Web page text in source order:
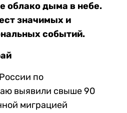
облако дыма в небе.
значимых и
событий.
по
выявили свыше 90
миграцией